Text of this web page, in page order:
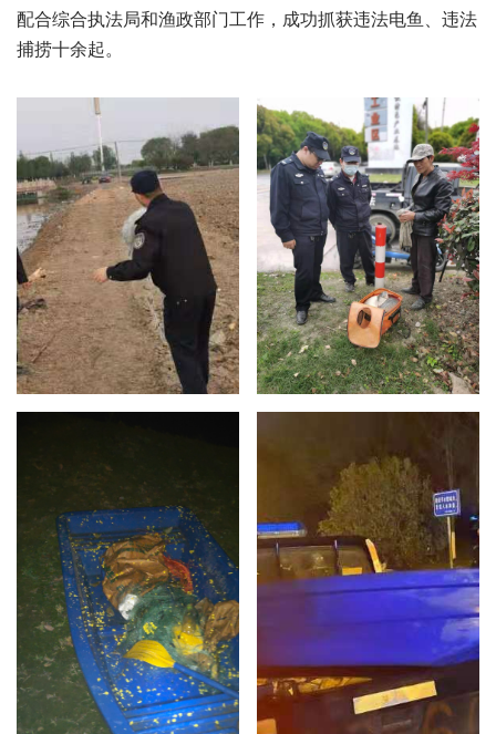
配合综合执法局和渔政部门工作，成功抓获违法电鱼、违法
捕捞十余起。